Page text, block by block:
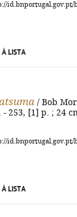
id.bnportugal.gov.pt/
LISTA
/ Bob
253, [1] p. ; 24
id.bnportugal.gov.pt/
LISTA